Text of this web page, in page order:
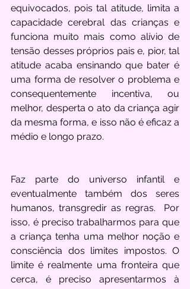
equivocados, pois tal atitude, limita a
capacidade cerebral das crianças e
funciona muito mais como alívio de
tensão desses próprios pais e, pior, tal
atitude acaba ensinando que bater é
uma forma de resolver o problema e
consequentemente incentiva, ou
melhor, desperta o ato da criança agir
da mesma forma, e isso não é eficaz a
médio e longo prazo.
Faz parte do universo infantil e
eventualmente também dos seres
humanos, transgredir as regras.  Por
isso, é preciso trabalharmos para que
a criança tenha uma melhor noção e
consciência dos limites impostos. O
limite é realmente uma fronteira que
cerca, é preciso apresentarmos à